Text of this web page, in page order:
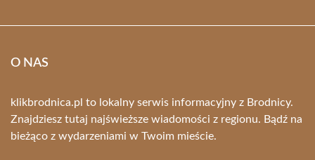
O NAS
klikbrodnica.pl to lokalny serwis informacyjny z Brodnicy.
Znajdziesz tutaj najświeższe wiadomości z regionu. Bądź na
bieżąco z wydarzeniami w Twoim mieście.